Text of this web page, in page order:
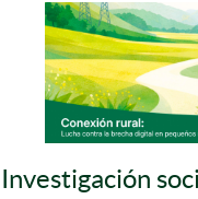
Investigación